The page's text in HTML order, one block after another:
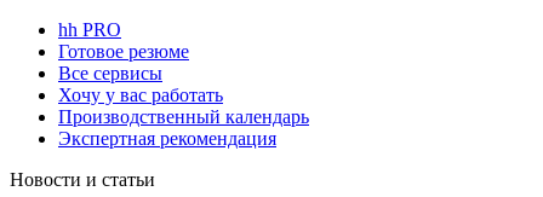
hh PRO
Готовое резюме
Все сервисы
Хочу у вас работать
Производственный календарь
Экспертная рекомендация
Новости и статьи